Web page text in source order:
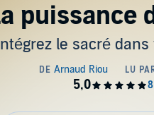
puissance
le sacré